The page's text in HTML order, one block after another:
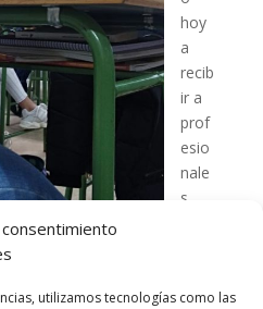
utilizamos tecnologías como las
hoy
a
recib
ir a
prof
esio
nale
s
habl